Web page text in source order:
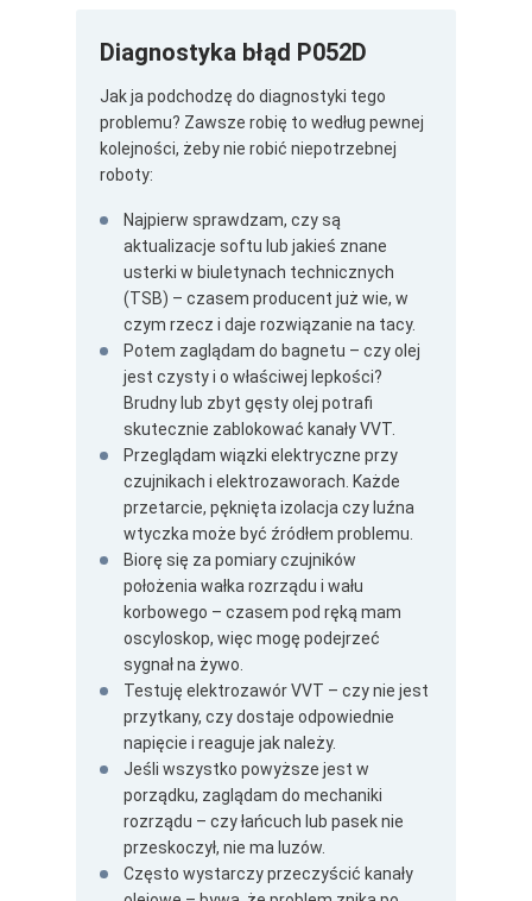
Diagnostyka błąd P052D
Jak ja podchodzę do diagnostyki tego
problemu? Zawsze robię to według pewnej
kolejności, żeby nie robić niepotrzebnej
roboty:
Najpierw sprawdzam, czy są
aktualizacje softu lub jakieś znane
usterki w biuletynach technicznych
(TSB) – czasem producent już wie, w
czym rzecz i daje rozwiązanie na tacy.
Potem zaglądam do bagnetu – czy olej
jest czysty i o właściwej lepkości?
Brudny lub zbyt gęsty olej potrafi
skutecznie zablokować kanały VVT.
Przeglądam wiązki elektryczne przy
czujnikach i elektrozaworach. Każde
przetarcie, pęknięta izolacja czy luźna
wtyczka może być źródłem problemu.
Biorę się za pomiary czujników
położenia wałka rozrządu i wału
korbowego – czasem pod ręką mam
oscyloskop, więc mogę podejrzeć
sygnał na żywo.
Testuję elektrozawór VVT – czy nie jest
przytkany, czy dostaje odpowiednie
napięcie i reaguje jak należy.
Jeśli wszystko powyższe jest w
porządku, zaglądam do mechaniki
rozrządu – czy łańcuch lub pasek nie
przeskoczył, nie ma luzów.
Często wystarczy przeczyścić kanały